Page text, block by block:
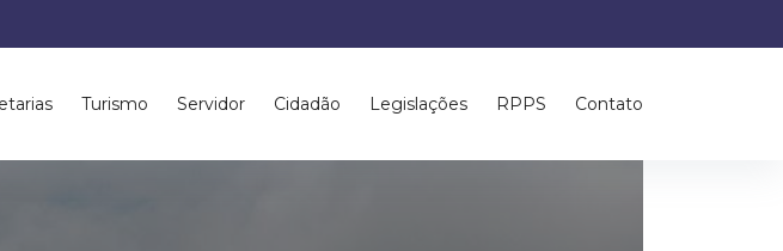
Turismo Servidor Cidadão Legislações RPPS Contato